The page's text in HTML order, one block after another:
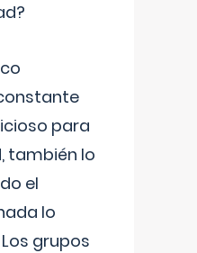
para
también lo
el
lo
grupos